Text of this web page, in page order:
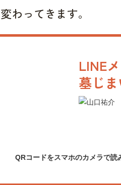
わってきます。
LINE
墓じ
QRコードをスマホのカメラで